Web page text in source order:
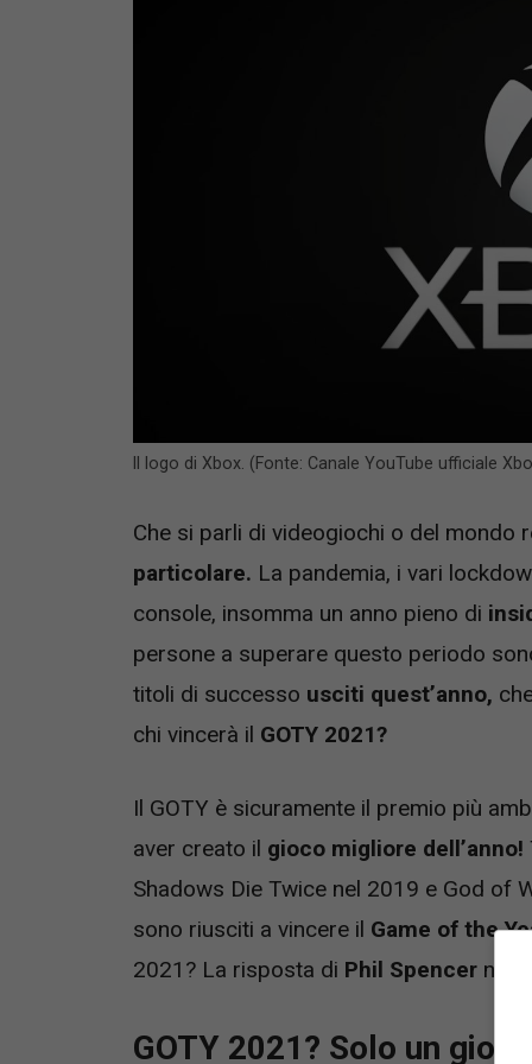
Il logo di Xbox. (Fonte: Canale YouTube ufficiale
Che si parli di videogiochi o del mondo
particolare. La pandemia, i vari
console, insomma un anno pieno di
persone a superare questo periodo
titoli di successo usciti quest’anno,
chi vincerà il GOTY 2021?
Il GOTY è sicuramente il premio più
aver creato il gioco migliore dell’anno!
Shadows Die Twice nel 2019 e God of
sono riusciti a vincere il Game of the
2021? La risposta di Phil Spencer non
GOTY 2021? Solo un